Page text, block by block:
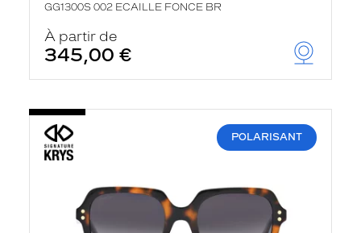
GG1300S 002 ECAILLE FONCE BR
À partir de
345,00 €
POLARISANT